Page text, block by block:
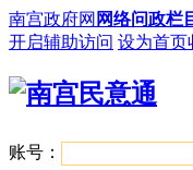
南宫政府网 网络问政栏
开启辅助访问 设为首页
账号：